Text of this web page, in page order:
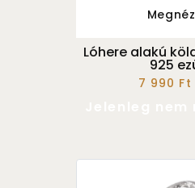
Lóhere alakú
925
7 990